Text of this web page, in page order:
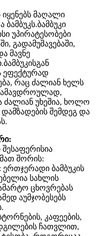
მაღალი
უპირატესობები
გადამუშავებაში,
მავნე
ეფექტურად
რაც ძალიან ხელს
ძალიან უხეშია, ხოლო
შემდეგ და
მათ შორის:
ბამბუკის
სახლის
ცხოვრებას
აუმჯობესებს
კაფეების,
ჩათვლით,